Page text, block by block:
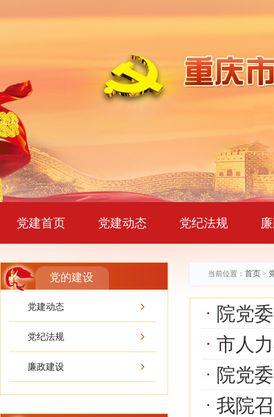
党建首页 党建动态 党纪法规
党的建设
党建动态
党纪法规
廉政建设
当前位置： 首页 >
院党
市人力社
院党
我院